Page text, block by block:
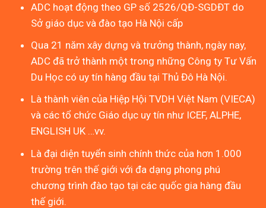
ADC hoạt động theo GP số 2526/QĐ-SGDĐT do
Sở giáo dục và đào tạo Hà Nội cấp
Qua 21 năm xây dựng và trưởng thành, ngày nay,
ADC đã trở thành một trong những Công ty Tư Vấn
Du Học có uy tín hàng đầu tại Thủ Đô Hà Nội.
Là thành viên của Hiệp Hội TVDH Việt Nam (VIECA)
và các tổ chức Giáo dục uy tín như ICEF, ALPHE,
ENGLISH UK …vv.
Là đại diện tuyển sinh chính thức của hơn 1.000
trường trên thế giới với đa dạng phong phú
chương trình đào tạo tại các quốc gia hàng đầu
thế giới.